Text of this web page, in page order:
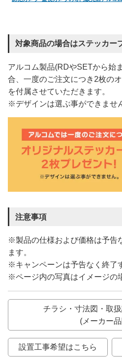
対象商品の場合はステッカー
アルコム製品(RDやSETから始
合、一度のご注文につき2枚の
を付属させていただきます。
※デザインは選ぶ事ができませ
注意事項
※製品の仕様および価格は予告
ます。
※キャンペーンは予告なく終了
※ページ内の写真はイメージの
チラシ・寸法図・取
(メーカー
設置工事希望はこちら